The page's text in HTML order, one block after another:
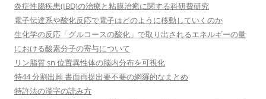
炎症性腸疾患(IBD)の治療と粘膜治癒に関する科研費研究
電子伝達系や酸化反応で電子はどのように移動していくのか
生化学の反応「グルコースの酸化」で取り出されるエネルギーの量
における酸素分子の寄与について
リン脂質 sn 位置異性体の脳内分布を可視化
特44 分割出願 書面再提出要不要の網羅的なまとめ
特許法の漢字の読み方